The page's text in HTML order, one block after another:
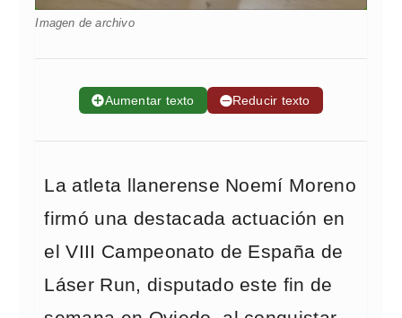
Imagen de archivo
➕Aumentar texto ➖Reducir texto
La atleta llanerense Noemí Moreno
firmó una destacada actuación en
el VIII Campeonato de España de
Láser Run, disputado este fin de